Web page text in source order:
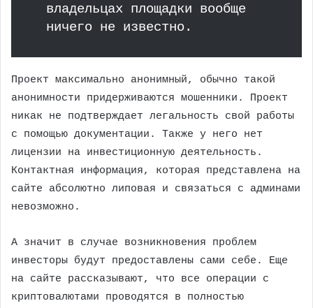
владельцах площадки вообще
ничего не известно.
Проект максимально анонимный, обычно такой
анонимности придерживаются мошенники. Проект
никак не подтверждает легальность свой работы
с помощью документации. Также у него нет
лицензии на инвестиционную деятельность.
Контактная информация, которая представлена на
сайте абсолютно липовая и связаться с админами
невозможно.
А значит в случае возникновения проблем
инвесторы будут предоставлены сами себе. Еще
на сайте рассказывают, что все операции с
криптовалютами проводятся в полностью